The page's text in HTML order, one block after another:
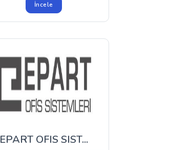
İncele
EPART OFIS SIST...